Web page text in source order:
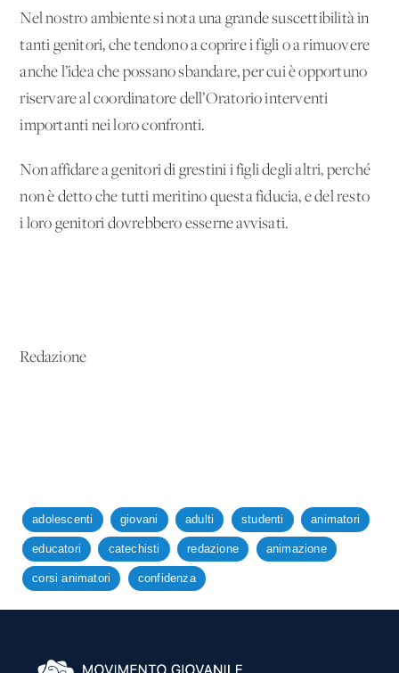
Nel nostro ambiente si nota una grande suscettibilità in
tanti genitori, che tendono a coprire i figli o a rimuovere
anche l’idea che possano sbandare, per cui è opportuno
riservare al coordinatore dell’Oratorio interventi
importanti nei loro confronti.
Non affidare a genitori di grestini i figli degli altri, perché
non è detto che tutti meritino questa fiducia, e del resto
i loro genitori dovrebbero esserne avvisati.
Redazione
adolescenti giovani adulti studenti animatori
educatori catechisti redazione animazione
corsi animatori confidenza